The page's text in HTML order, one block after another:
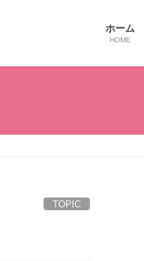
ホーム
HOME
TOPIC